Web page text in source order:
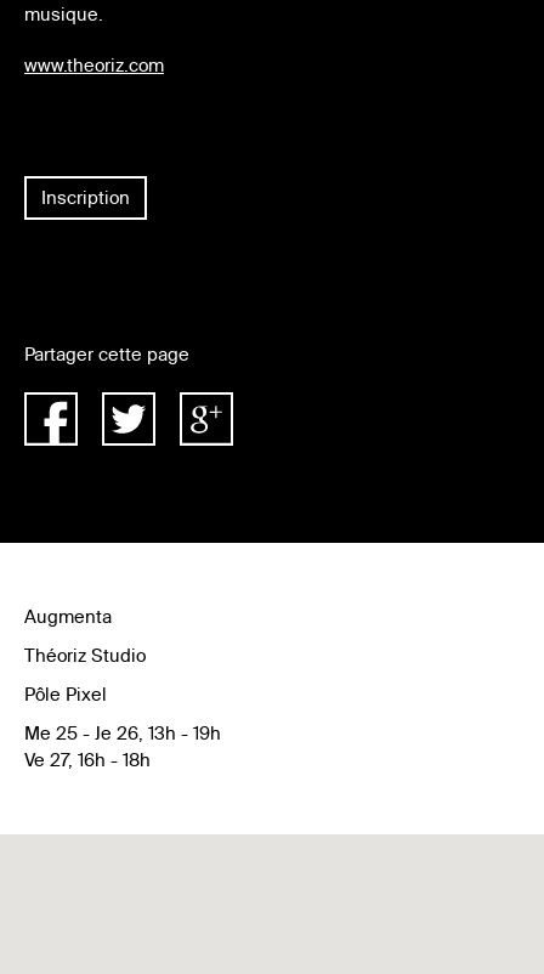
musique.
www.theoriz.com
Inscription
Partager cette page
Augmenta
Théoriz Studio
Pôle Pixel
Me 25 - Je 26, 13h - 19h
Ve 27, 16h - 18h